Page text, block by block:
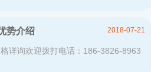
势介绍
详询欢迎拨打电话：186-3826-8963
2018-07-21